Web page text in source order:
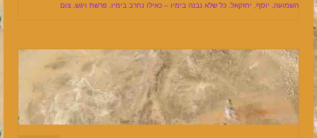
השמועה
יוסף יחזקאל כל שלא נבנה בימיו – כאילו נחרב בימיו פרשת ויגש צום